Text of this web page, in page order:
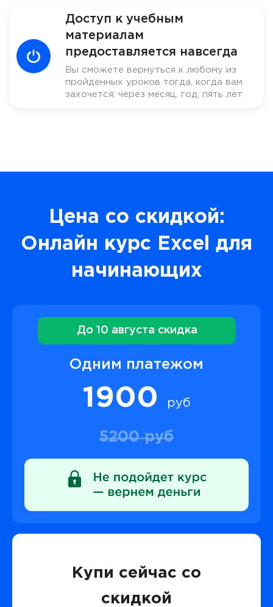
Доступ к учебным
материалам
предоставляется навсегда
Вы сможете вернуться к любому из
пройденных уроков тогда, когда вам
захочется: через месяц, год, пять лет
Цена со скидкой:
Онлайн курс Excel для
начинающих
До 10 августа скидка
Одним платежом
1900 руб
5200 руб
Купи сейчас со
скидкой